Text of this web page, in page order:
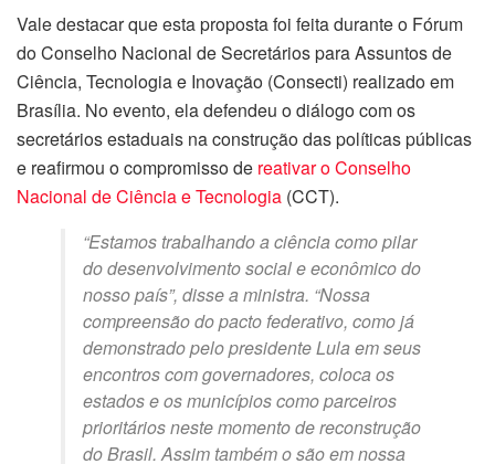
Vale destacar que esta proposta foi feita durante o Fórum
do Conselho Nacional de Secretários para Assuntos de
Ciência, Tecnologia e Inovação (Consecti) realizado em
Brasília. No evento, ela defendeu o diálogo com os
secretários estaduais na construção das políticas públicas
e reafirmou o compromisso de reativar o Conselho
Nacional de Ciência e Tecnologia (CCT).
“Estamos trabalhando a ciência como pilar
do desenvolvimento social e econômico do
nosso país”, disse a ministra. “Nossa
compreensão do pacto federativo, como já
demonstrado pelo presidente Lula em seus
encontros com governadores, coloca os
estados e os municípios como parceiros
prioritários neste momento de reconstrução
do Brasil. Assim também o são em nossa